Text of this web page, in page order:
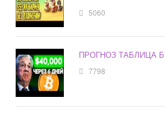
5060
ПРОГНОЗ ТАБЛИЦА
7798